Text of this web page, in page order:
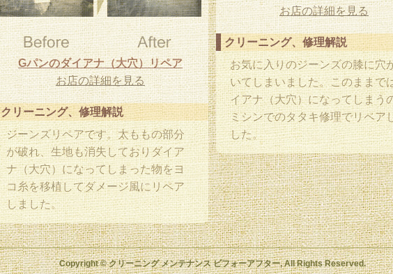
お店の詳細を見る
クリーニング、修理解説
お気に入りのジーンズの膝に穴
いてしまいました。このままで
イアナ（大穴）になってしまう
ミシンでのタタキ修理でリペア
した。
Gパンのダイアナ（大穴）リペア
お店の詳細を見る
クリーニング、修理解説
ジーンズリペアです。太ももの部分
が破れ、生地も消失しておりダイア
ナ（大穴）になってしまった物をヨ
コ糸を移植してダメージ風にリペア
しました。
Copyright © クリーニング メンテナンス ビフォーアフター, All Rights Reserved.